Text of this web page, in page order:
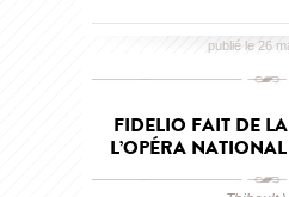
publié le 26
FIDELIO FAIT DE
L’OPÉRA